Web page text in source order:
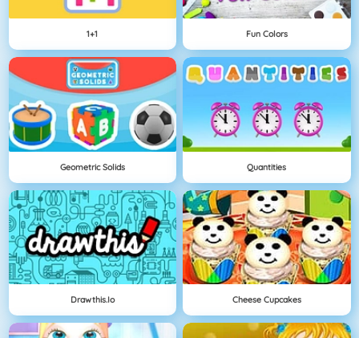
1+1 Fun Colors
Geometric Solids Quantities
Drawthis.io Cheese Cupcakes